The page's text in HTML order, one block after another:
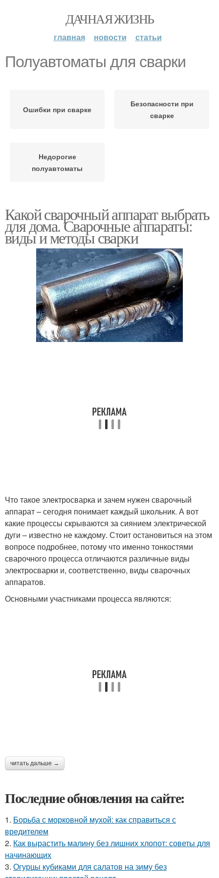
ДАЧНАЯ ЖИЗНЬ
главная новости статьи
Полуавтоматы для сварки
Ошибки при сварке
Безопасности при
сварке
Недорогие
полуавтоматы
Какой сварочный аппарат выбрать
для дома. Сварочные аппараты:
виды и методы сварки
Что такое электросварка и зачем нужен сварочный
аппарат – сегодня понимает каждый школьник. А вот
какие процессы скрываются за сиянием электрической
дуги – известно не каждому. Стоит остановиться на этом
вопросе подробнее, потому что именно тонкостями
сварочного процесса отличаются различные виды
электросварки и, соответственно, виды сварочных
аппаратов.
Основными участниками процесса являются:
читать дальше →
Последние обновления на сайте:
1. Борьба с морковной мухой: как справиться с
вредителем
2. Как вырастить малину без лишних хлопот: советы для
начинающих
3. Огурцы кубиками для салатов на зиму без